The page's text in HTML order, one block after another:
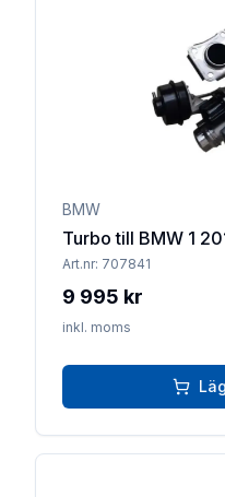
BMW
Turbo till BMW 1
Art.nr: 707841
9 995 kr
inkl. moms